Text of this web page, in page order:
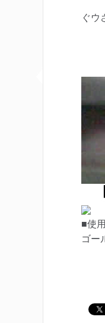
ぐウ
■使
ゴー